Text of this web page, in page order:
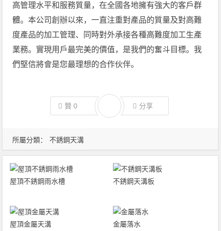
高管理水平和服務質量，在全國各地擁有強大的客戶群
體。本公司創辦以來，一直注重對產品的質量及對高難
度產品的加工管理、同時對外承接各種高難度加工生產
業務。實現用戶最完美的價值，是我們的奮斗目標。我
們堅信將會是您最理想的合作伙伴。
贊0 分享
所屬分類： 不銹鋼天溝
屋頂不銹鋼雨水槽 不銹鋼天溝板
屋頂金屬天溝 金屬落水